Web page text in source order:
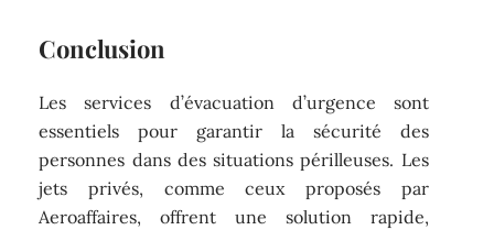
Conclusion
Les services d’évacuation d’urgence sont
essentiels pour garantir la sécurité des
personnes dans des situations périlleuses. Les
jets privés, comme ceux proposés par
Aeroaffaires, offrent une solution rapide,